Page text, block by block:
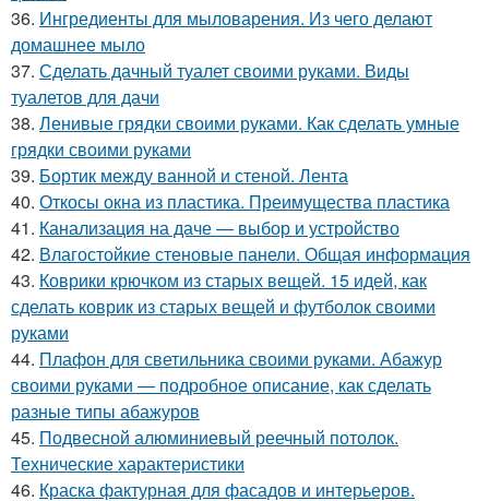
36. Ингредиенты для мыловарения. Из чего делают
домашнее мыло
37. Сделать дачный туалет своими руками. Виды
туалетов для дачи
38. Ленивые грядки своими руками. Как сделать умные
грядки своими руками
39. Бортик между ванной и стеной. Лента
40. Откосы окна из пластика. Преимущества пластика
41. Канализация на даче — выбор и устройство
42. Влагостойкие стеновые панели. Общая информация
43. Коврики крючком из старых вещей. 15 идей, как
сделать коврик из старых вещей и футболок своими
руками
44. Плафон для светильника своими руками. Абажур
своими руками — подробное описание, как сделать
разные типы абажуров
45. Подвесной алюминиевый реечный потолок.
Технические характеристики
46. Краска фактурная для фасадов и интерьеров.